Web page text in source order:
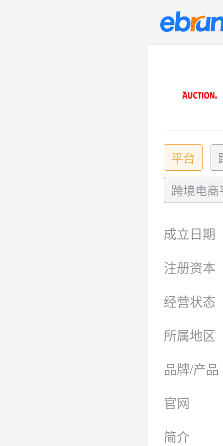
平台
跨境电商
成立日期
注册资本
经营状态
所属地区
品牌/产品
官网
简介